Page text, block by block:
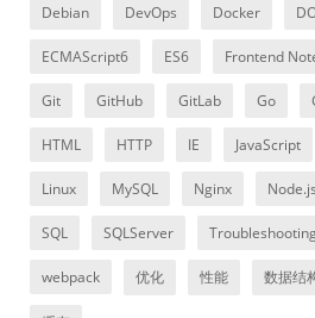
Debian DevOps Docker
ECMAScript6 ES6 Frontend
Git GitHub GitLab Go
HTML HTTP IE JavaScript
Linux MySQL Nginx Node.js
SQL SQLServer
webpack 优化 性能 数据结